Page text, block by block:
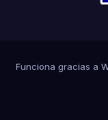
Funciona gracias a